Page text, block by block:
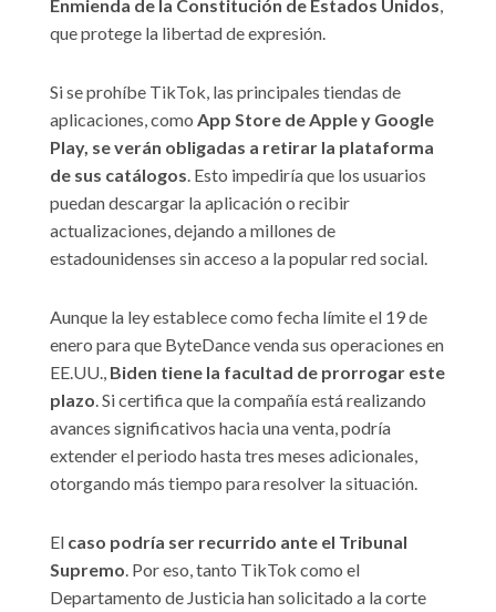
Enmienda de la Constitución de Estados Unidos,
que protege la libertad de expresión.
Si se prohíbe TikTok, las principales tiendas de
aplicaciones, como App Store de Apple y Google
Play, se verán obligadas a retirar la plataforma
de sus catálogos. Esto impediría que los usuarios
puedan descargar la aplicación o recibir
actualizaciones, dejando a millones de
estadounidenses sin acceso a la popular red social.
Aunque la ley establece como fecha límite el 19 de
enero para que ByteDance venda sus operaciones en
EE.UU., Biden tiene la facultad de prorrogar este
plazo. Si certifica que la compañía está realizando
avances significativos hacia una venta, podría
extender el periodo hasta tres meses adicionales,
otorgando más tiempo para resolver la situación.
El caso podría ser recurrido ante el Tribunal
Supremo. Por eso, tanto TikTok como el
Departamento de Justicia han solicitado a la corte